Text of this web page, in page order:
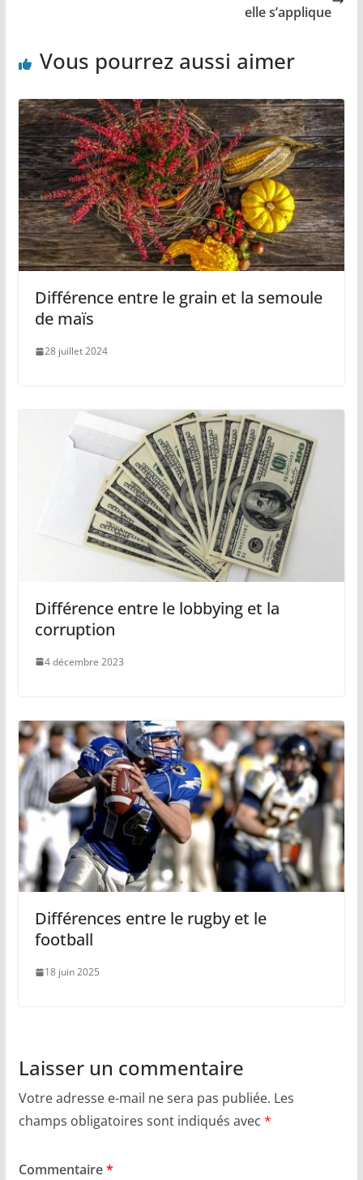
elle s’applique
Vous pourrez aussi aimer
Différence entre le grain et la semoule
de maïs
28 juillet 2024
Différence entre le lobbying et la
corruption
4 décembre 2023
Différences entre le rugby et le
football
18 juin 2025
Laisser un commentaire
Votre adresse e-mail ne sera pas publiée. Les
champs obligatoires sont indiqués avec *
Commentaire*